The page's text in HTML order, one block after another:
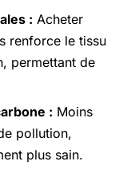
: Acheter
renforce le tissu
permettant de
: Moins
pollution,
plus sain.